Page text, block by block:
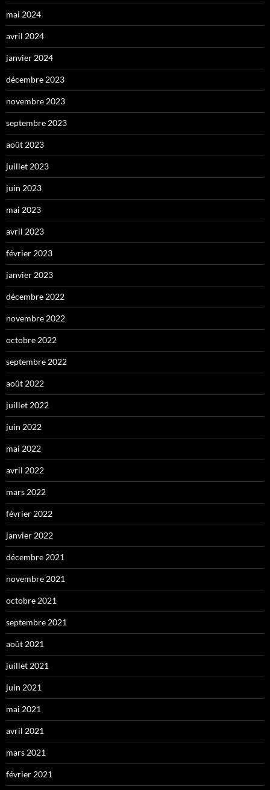
mai 2024
avril 2024
janvier 2024
décembre 2023
novembre 2023
septembre 2023
août 2023
juillet 2023
juin 2023
mai 2023
avril 2023
février 2023
janvier 2023
décembre 2022
novembre 2022
octobre 2022
septembre 2022
août 2022
juillet 2022
juin 2022
mai 2022
avril 2022
mars 2022
février 2022
janvier 2022
décembre 2021
novembre 2021
octobre 2021
septembre 2021
août 2021
juillet 2021
juin 2021
mai 2021
avril 2021
mars 2021
février 2021